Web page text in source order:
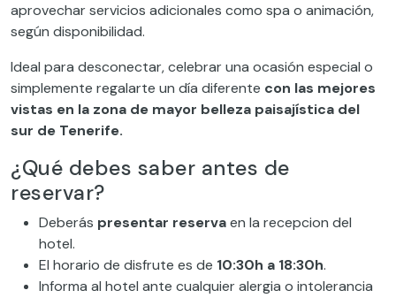
aprovechar servicios adicionales como spa o animación,
según disponibilidad.
Ideal para desconectar, celebrar una ocasión especial o
simplemente regalarte un día diferente con las mejores
vistas en la zona de mayor belleza paisajística del
sur de Tenerife.
¿Qué debes saber antes de
reservar?
Deberás presentar reservaen la recepcion del
hotel.
El horario de disfrute es de 10:30h a 18:30h.
Informa al hotel ante cualquier alergia o intolerancia